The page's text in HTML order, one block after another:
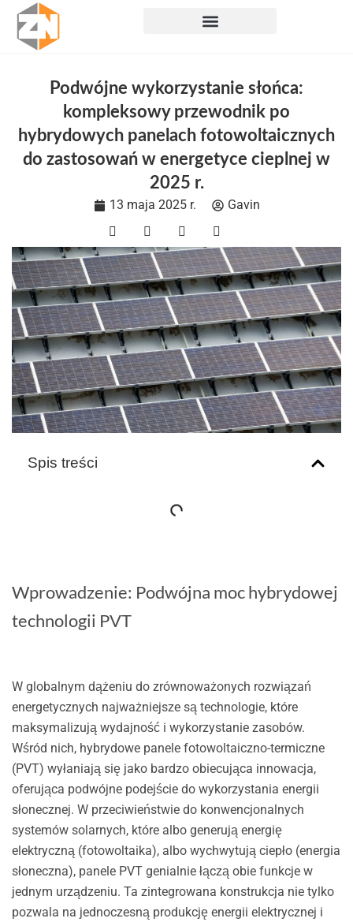
Przejdź
treści
Podwójne wykorzystanie słońca:
kompleksowy przewodnik po
hybrydowych panelach fotowoltaicznych
do zastosowań w energetyce cieplnej w
2025 r.
13 maja 2025 r. Gavin
Spis treści
Wprowadzenie: Podwójna moc hybrydowej
technologii PVT
W globalnym dążeniu do zrównoważonych rozwiązań
energetycznych najważniejsze są technologie, które
maksymalizują wydajność i wykorzystanie zasobów.
Wśród nich, hybrydowe panele fotowoltaiczno-termiczne
(PVT) wyłaniają się jako bardzo obiecująca innowacja,
oferująca podwójne podejście do wykorzystania energii
słonecznej. W przeciwieństwie do konwencjonalnych
systemów solarnych, które albo generują energię
elektryczną (fotowoltaika), albo wychwytują ciepło (energia
słoneczna), panele PVT genialnie łączą obie funkcje w
jednym urządzeniu. Ta zintegrowana konstrukcja nie tylko
pozwala na jednoczesną produkcję energii elektrycznej i